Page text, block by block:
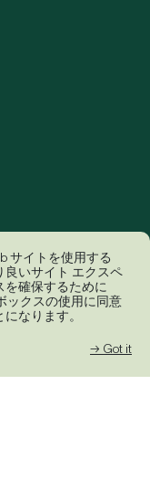
サイトを使用する
良いサイト エクスペ
を確保するために
ックスの使用に同意
になります。
→ Got it